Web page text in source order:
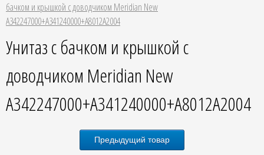
бачком и крышкой с доводчиком Meridian New
A342247000+A341240000+A8012A2004
Унитаз с бачком и крышкой с
доводчиком Meridian New
A342247000+A341240000+A8012A2004
Предыдущий товар